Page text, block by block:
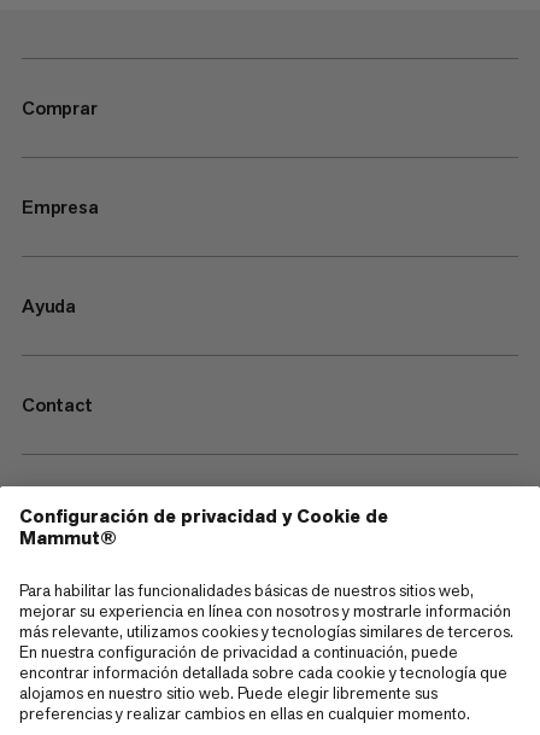
Comprar
Empresa
Ayuda
Contact
—
Sitemap
Cookies